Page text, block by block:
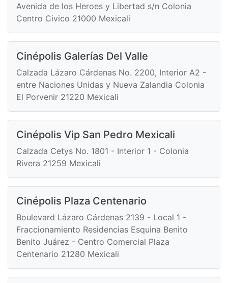
Avenida de los Heroes y Libertad s/n Colonia
Centro Civico 21000 Mexicali
Cinépolis Galerías Del Valle
Calzada Lázaro Cárdenas No. 2200, Interior A2 -
entre Naciones Unidas y Nueva Zalandia Colonia
El Porvenir 21220 Mexicali
Cinépolis Vip San Pedro Mexicali
Calzada Cetys No. 1801 - Interior 1 - Colonia
Rivera 21259 Mexicali
Cinépolis Plaza Centenario
Boulevard Lázaro Cárdenas 2139 - Local 1 -
Fraccionamiento Residencias Esquina Benito
Benito Juárez - Centro Comercial Plaza
Centenario 21280 Mexicali